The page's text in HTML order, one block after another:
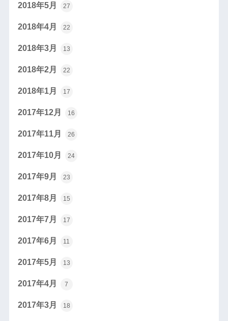
2018年5月 27
2018年4月 22
2018年3月 13
2018年2月 22
2018年1月 17
2017年12月 16
2017年11月 26
2017年10月 24
2017年9月 23
2017年8月 15
2017年7月 17
2017年6月 11
2017年5月 13
2017年4月 7
2017年3月 18